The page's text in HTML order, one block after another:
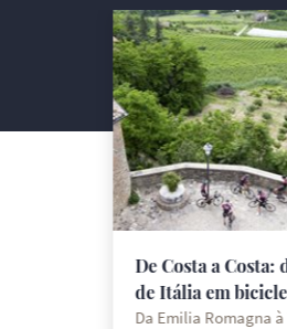
De Costa a Costa: de
de Itália em bicicleta
Da Emilia Romagna à